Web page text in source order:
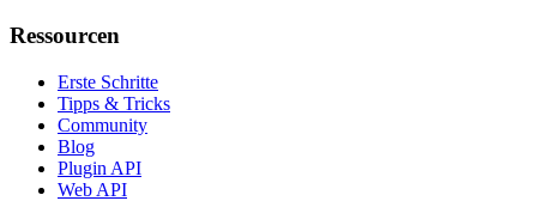
Ressourcen
Erste Schritte
Tipps & Tricks
Community
Blog
Plugin API
Web API